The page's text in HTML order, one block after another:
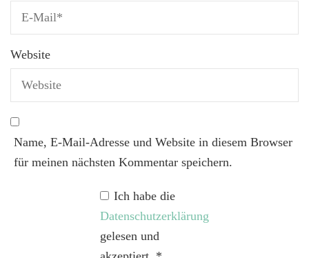
Website
Name, E-Mail-Adresse und Website in diesem Browser
für meinen nächsten Kommentar speichern.
Ich habe die
Datenschutzerklärung
gelesen und